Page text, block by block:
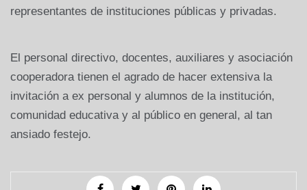
representantes de instituciones públicas y privadas.
El personal directivo, docentes, auxiliares y asociación
cooperadora tienen el agrado de hacer extensiva la
invitación a ex personal y alumnos de la institución,
comunidad educativa y al público en general, al tan
ansiado festejo.